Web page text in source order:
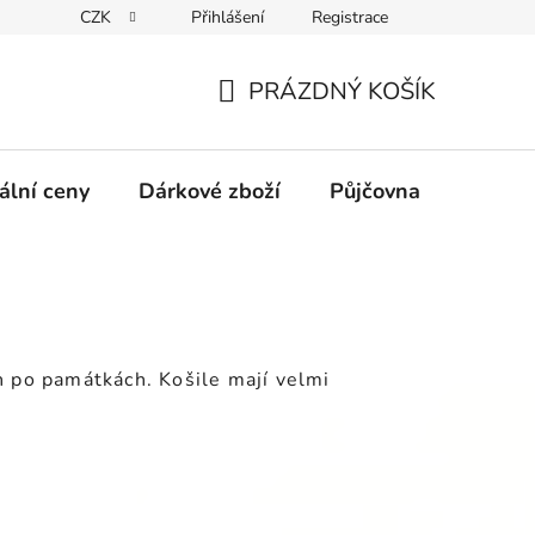
údajů GDPR Formulář pro odstoupení od kupní smlouvy
CZK Přihlášení Registrace
KOŠÍK
PRÁZDNÝ KOŠÍK
ceny Dárkové zboží Půjčovna
památkách. Košile mají velmi